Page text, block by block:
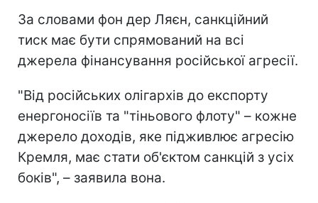
За словами фон дер Ляєн, санкційний
тиск має бути спрямований на всі
джерела фінансування російської агресії.
"Від російських олігархів до експорту
енергоносіїв та "тіньового флоту" – кожне
джерело доходів, яке підживлює агресію
Кремля, має стати об'єктом санкцій з усіх
боків", – заявила вона.